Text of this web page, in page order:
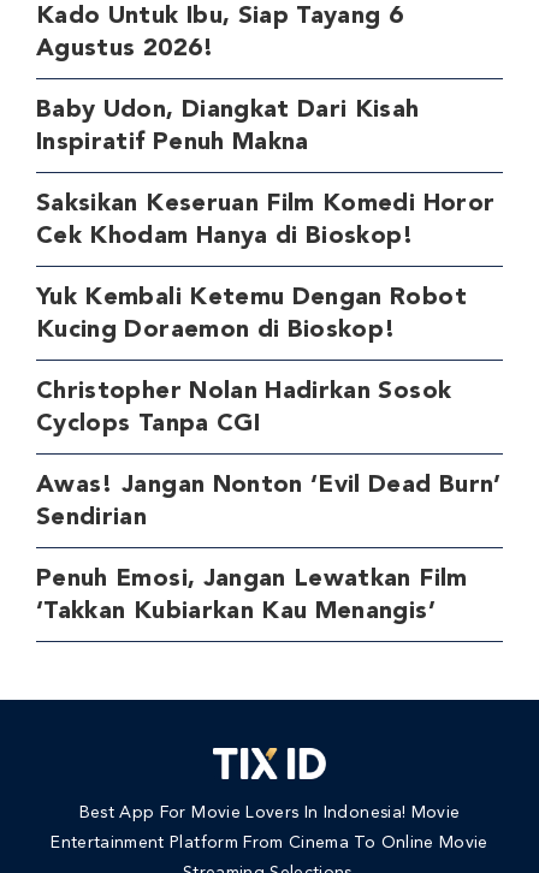
Kado Untuk Ibu, Siap Tayang 6
Agustus 2026!
Baby Udon, Diangkat Dari Kisah
Inspiratif Penuh Makna
Saksikan Keseruan Film Komedi Horor
Cek Khodam Hanya di Bioskop!
Yuk Kembali Ketemu Dengan Robot
Kucing Doraemon di Bioskop!
Christopher Nolan Hadirkan Sosok
Cyclops Tanpa CGI
Awas! Jangan Nonton ‘Evil Dead Burn’
Sendirian
Penuh Emosi, Jangan Lewatkan Film
‘Takkan Kubiarkan Kau Menangis’
Best App For Movie Lovers In Indonesia! Movie
Entertainment Platform From Cinema To Online Movie